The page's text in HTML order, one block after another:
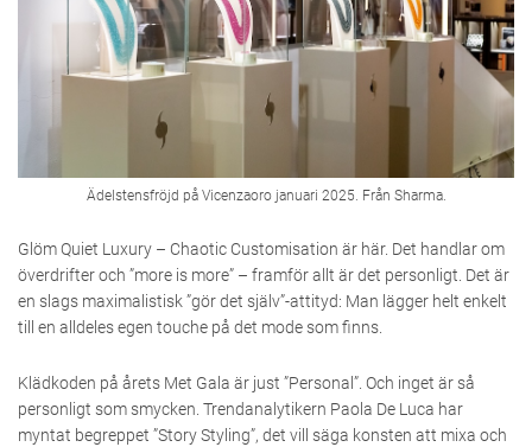
Ädelstensfröjd på Vicenzaoro januari 2025. Från Sharma.
Glöm Quiet Luxury – Chaotic Customisation är här. Det handlar om
överdrifter och ”more is more” – framför allt är det personligt. Det är
en slags maximalistisk ”gör det själv”-attityd: Man lägger helt enkelt
till en alldeles egen touche på det mode som finns.
Klädkoden på årets Met Gala är just ”Personal”. Och inget är så
personligt som smycken. Trendanalytikern Paola De Luca har
myntat begreppet ”Story Styling”, det vill säga konsten att mixa och